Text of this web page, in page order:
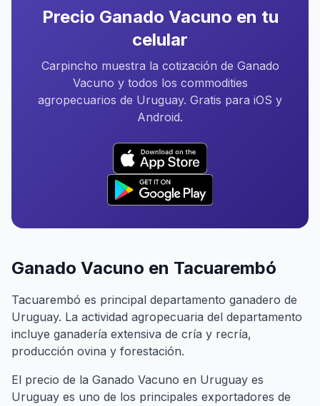
Precio Ganado Vacuno en tu
celular
Carpincho muestra la cotización de Ganado
Vacuno y todos los commodities
agropecuarios de Uruguay. Gratis para iOS y
Android.
Ganado Vacuno en Tacuarembó
Tacuarembó es principal departamento ganadero de
Uruguay. La actividad agropecuaria del departamento
incluye ganadería extensiva de cría y recría,
producción ovina y forestación.
El precio de la Ganado Vacuno en Uruguay es
Uruguay es uno de los principales exportadores de